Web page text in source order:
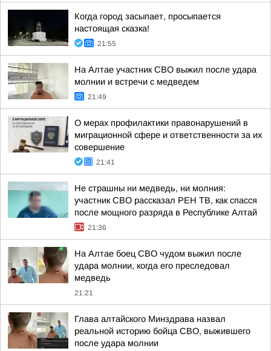
Когда город засыпает, просыпается
настоящая сказка!
21:55
На Алтае участник СВО выжил после удара
молнии и встречи с медведем
21:49
О мерах профилактики правонарушений в
миграционной сфере и ответственности за их
совершение
21:41
Не страшны ни медведь, ни молния:
участник СВО рассказал РЕН ТВ, как спасся
после мощного разряда в Республике Алтай
21:36
На Алтае боец СВО чудом выжил после
удара молнии, когда его преследовал
медведь
21:21
Глава алтайского Минздрава назвал
реальной историю бойца СВО, выжившего
после удара молнии